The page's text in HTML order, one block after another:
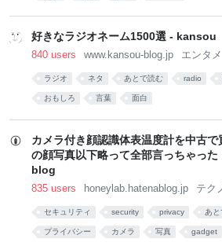
好きなラジオネーム1500選 - kansou
840 users www.kansou-blog.jp エンタメ
ラジオ ネタ あとで読む radio
おもしろ 言葉 面白
カメラ付き顔認識体表温度計を中古で
の顔写真以下略って全部言っちゃっ
blog
835 users honeylab.hatenablog.jp テク
セキュリティ security privacy あ
プライバシー カメラ 写真 gadget